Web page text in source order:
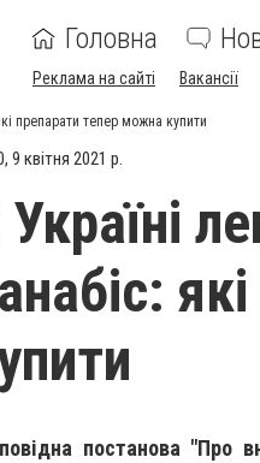
Головна
Реклама на сайті Вакансії
препарати тепер можна купити
9 квітня 2021 р.
постанова "Про